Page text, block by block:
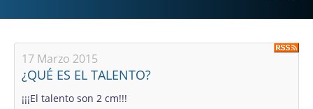
17 Marzo 2015
¿QUÉ ES EL TALENTO?
¡¡¡El talento son 2 cm!!!